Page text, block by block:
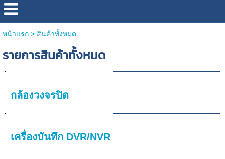
หน้าแรก> สินค้าทั้งหมด
รายการสินค้าทั้งหมด
กล้องวงจรปิด
เครื่องบันทึก DVR/NVR